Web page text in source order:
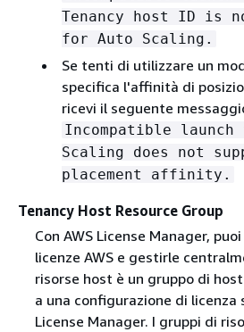
Tenancy host ID is
for Auto Scaling.
Se tenti di utilizzare un
specifica l'affinità di
ricevi il seguente
Incompatible launch
Scaling does not
placement affinity.
Tenancy Host Resource Group
Con AWS License Manager,
licenze AWS e gestirle
risorse host è un gruppo di
a una configurazione di licenza
License Manager. I gruppi di